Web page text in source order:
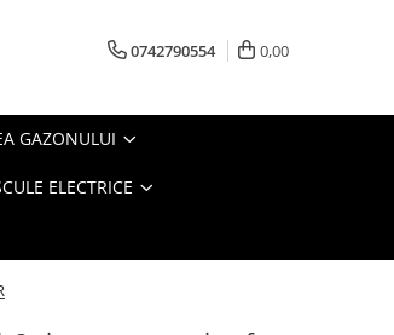
0742790554 0,00
GAZONULUI
ELECTRICE